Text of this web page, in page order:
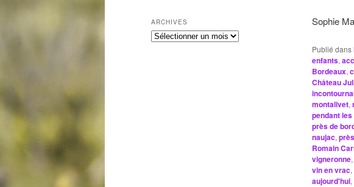
Sophie
Publié dans
enfants,
Bordeaux,
Château
montalivet,
pendant
près de
naujac,
Romain
vigneronne,
vin en vrac,
aujourd'hui,
ARCHIVES
A